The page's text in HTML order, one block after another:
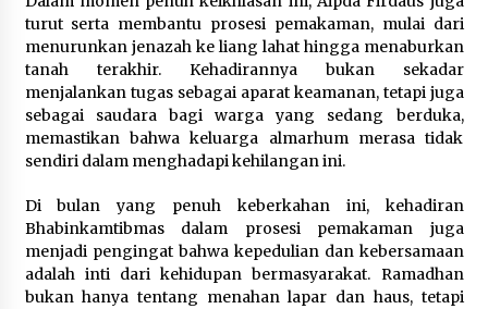
turut serta membantu prosesi pemakaman, mulai dari
menurunkan jenazah ke liang lahat hingga menaburkan
tanah terakhir. Kehadirannya bukan sekadar
menjalankan tugas sebagai aparat keamanan, tetapi juga
sebagai saudara bagi warga yang sedang berduka,
memastikan bahwa keluarga almarhum merasa tidak
sendiri dalam menghadapi kehilangan ini.
Di bulan yang penuh keberkahan ini, kehadiran
Bhabinkamtibmas dalam prosesi pemakaman juga
menjadi pengingat bahwa kepedulian dan kebersamaan
adalah inti dari kehidupan bermasyarakat. Ramadhan
bukan hanya tentang menahan lapar dan haus, tetapi